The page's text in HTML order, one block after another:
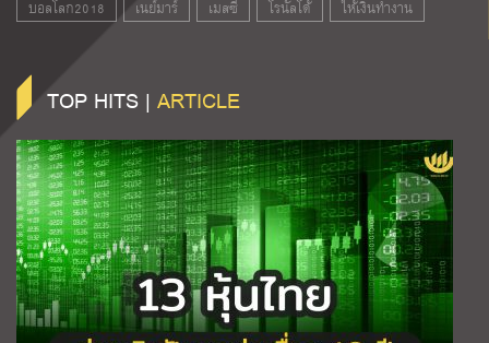
บอลโลก2018 เนย์มาร์ เมสซี่ โรนัลโด้ ให้เงินทำงาน
TOP HITS | ARTICLE